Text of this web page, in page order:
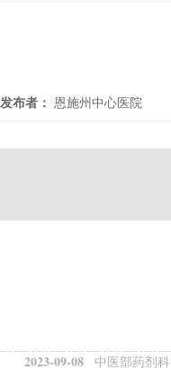
发布者： 恩施州中心医院
2023-09-08 中医部药剂科